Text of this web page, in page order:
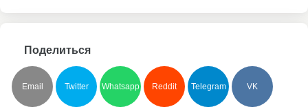
Поделиться
Email Twitter Whatsapp Reddit Telegram VK